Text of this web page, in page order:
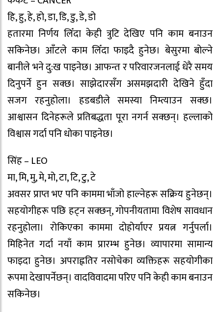
हि, हु, हे, हो, डा, डि, डु, डे, डो
हतारमा निर्णय लिँदा केही त्रुटि देखिए पनि काम बनाउन
सकिनेछ। आँटले काम लिँदा फाइदै हुनेछ। बेसुरमा बोल्ने
बानीले भने दु:ख पाइनेछ। आफन्त र परिवारजनलाई धेरै समय
दिनुपर्ने हुन सक्छ। साझेदारसँग असमझदारी देखिने हुँदा
सजग रहनुहोला। हडबडीले समस्या निम्त्याउन सक्छ।
आश्वासन दिनेहरूले प्रतिबद्धता पूरा नगर्न सक्छन्। हल्लाको
विश्वास गर्दा पनि धोका पाइनेछ।
सिंह – LEO
मा, मि, मु, मे, मो, टा, टि, टु, टे
अवसर प्राप्त भए पनि काममा भाँजो हाल्नेहरू सक्रिय हुनेछन्।
सहयोगीहरू पछि हट्न सक्छन्, गोपनीयतामा विशेष सावधान
रहनुहोला। रोकिएका काममा दोहोर्याएर प्रयत्न गर्नुपर्ला।
मिहिनेत गर्दा नयाँ काम प्रारम्भ हुनेछ। व्यापारमा सामान्य
फाइदा हुनेछ। अपराह्नतिर नसोचेका व्यक्तिहरू सहयोगीका
रूपमा देखापर्नेछन्। वादविवादमा परिए पनि केही काम बनाउन
सकिनेछ।